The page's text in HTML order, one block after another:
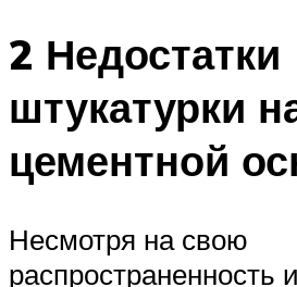
2 Недостатки
штукатурки
цементной
Несмотря на свою
распространенность